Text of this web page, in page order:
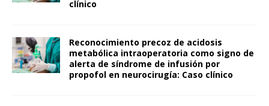
clínico
Reconocimiento precoz de acidosis
metabólica intraoperatoria como signo de
alerta de síndrome de infusión por
propofol en neurocirugía: Caso clínico